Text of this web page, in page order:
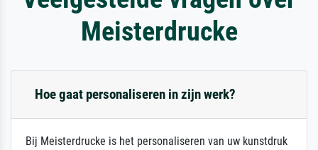
Meisterdrucke
Hoe gaat personaliseren in zijn werk?
Bij Meisterdrucke is het personaliseren van uw kunstdruk